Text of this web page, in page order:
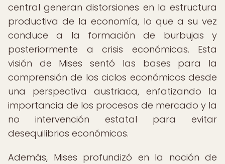
central generan distorsiones en la estructura
productiva de la economía, lo que a su vez
conduce a la formación de burbujas y
posteriormente a crisis económicas. Esta
visión de Mises sentó las bases para la
comprensión de los ciclos económicos desde
una perspectiva austriaca, enfatizando la
importancia de los procesos de mercado y la
no intervención estatal para evitar
desequilibrios económicos.
Además, Mises profundizó en la noción de